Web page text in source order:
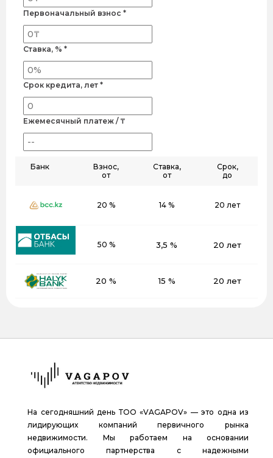
Первоначальный взнос *
Ставка, % *
Срок кредита, лет *
Ежемесячный платеж / ₸
Банк
Взнос,
от
Ставка,
от
Срок,
до
20 % 14 % 20 лет
50 % 3,5 % 20 лет
20 % 15 % 20 лет
На сегодняшний день ТОО «VAGAPOV» — это одна из
лидирующих компаний первичного рынка
недвижимости. Мы работаем на основании
официального партнерства с надежными